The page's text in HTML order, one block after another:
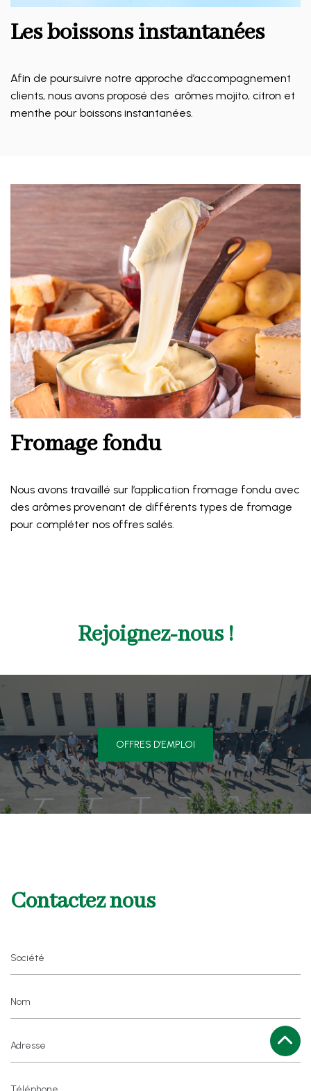
Les boissons instantanées
Afin de poursuivre notre approche d’accompagnement
clients, nous avons proposé des arômes mojito, citron et
menthe pour boissons instantanées.
Fromage fondu
Nous avons travaillé sur l’application fromage fondu avec
des arômes provenant de différents types de fromage
pour compléter nos offres salés.
Rejoignez-nous !
OFFRES D’EMPLOI
Contactez nous